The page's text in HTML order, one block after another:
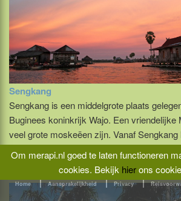
Om merapi.nl goed te laten functioneren
cookies. Bekijk hierons
Sengkang
Sengkang is een middelgrote plaats
Buginees koninkrijk Wajo. Een vriendelijke
veel grote moskeëen zijn. Vanaf
over het TempeMeer. Dit meer is een
aanhoudende...Meer info
Home | Aansprakelijkheid | Privacy |